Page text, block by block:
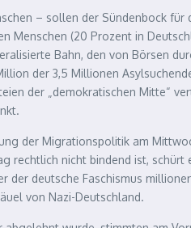
– sollen der Sündenbock
Menschen (20 Prozent in
Bahn, den von Börsen
der 3,5 Millionen
der „demokratischen Mitte“
der Migrationspolitik am
rechtlich nicht bindend ist,
deutsche Faschismus
von Nazi-Deutschland.